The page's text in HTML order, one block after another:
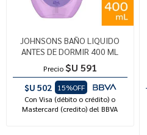
JOHNSONS BAÑO LIQUIDO
ANTES DE DORMIR 400 ML
Precio $U 591
$U 502
15%OFF
Con Visa (débito o crédito) o
Mastercard (credito) del BBVA